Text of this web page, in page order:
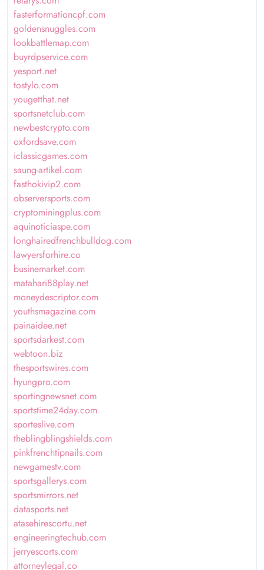
fasterformationcpf.com
goldensnuggles.com
lookbattlemap.com
buyrdpservice.com
yesport.net
tostylo.com
yougetthat.net
sportsnetclub.com
newbestcrypto.com
oxfordsave.com
iclassicgames.com
saung-artikel.com
fasthokivip2.com
observersports.com
cryptominingplus.com
aquinoticiaspe.com
longhairedfrenchbulldog.com
lawyersforhire.co
businemarket.com
matahari88play.net
moneydescriptor.com
youthsmagazine.com
painaidee.net
sportsdarkest.com
webtoon.biz
thesportswires.com
hyungpro.com
sportingnewsnet.com
sportstime24day.com
sporteslive.com
theblingblingshields.com
pinkfrenchtipnails.com
newgamestv.com
sportsgallerys.com
sportsmirrors.net
datasports.net
atasehirescortu.net
engineeringtechub.com
jerryescorts.com
attorneylegal.co